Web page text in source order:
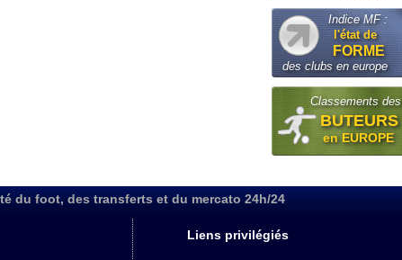
Indice MF :
l'état de
FORME
des clubs en europe
Classements des
BUTEURS
en EUROPE
du foot, des transferts et du mercato 24h/24
Liens privilégiés